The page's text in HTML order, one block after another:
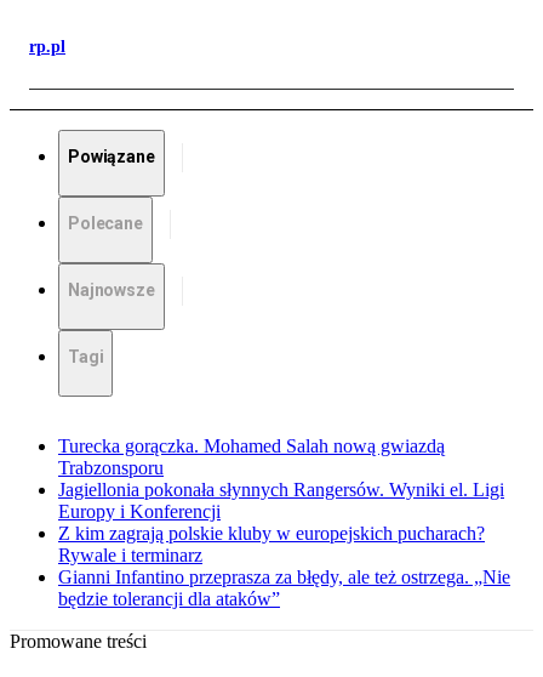
rp.pl
Powiązane
Polecane
Najnowsze
Tagi
Turecka gorączka. Mohamed Salah nową gwiazdą
Trabzonsporu
Jagiellonia pokonała słynnych Rangersów. Wyniki el. Ligi
Europy i Konferencji
Z kim zagrają polskie kluby w europejskich pucharach?
Rywale i terminarz
Gianni Infantino przeprasza za błędy, ale też ostrzega. „Nie
będzie tolerancji dla ataków”
Promowane treści